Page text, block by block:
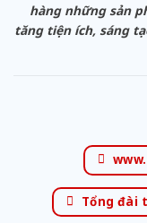
hàng những sản
tăng tiện ích, sáng
Tổng đài